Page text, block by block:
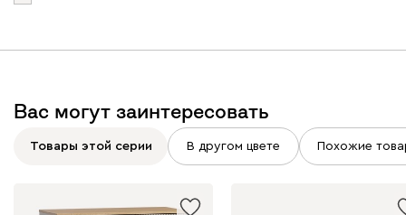
Вас могут заинтересовать
Товары этой серии В другом цвете Похожие